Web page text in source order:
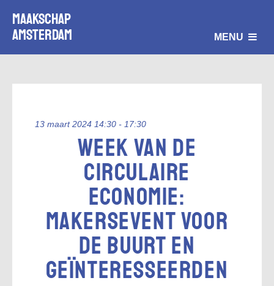
Maakschap
Amsterdam
MENU
13 maart 2024 14:30 - 17:30
Week van de
circulaire
economie:
Makersevent voor
de buurt en
geïnteresseerden